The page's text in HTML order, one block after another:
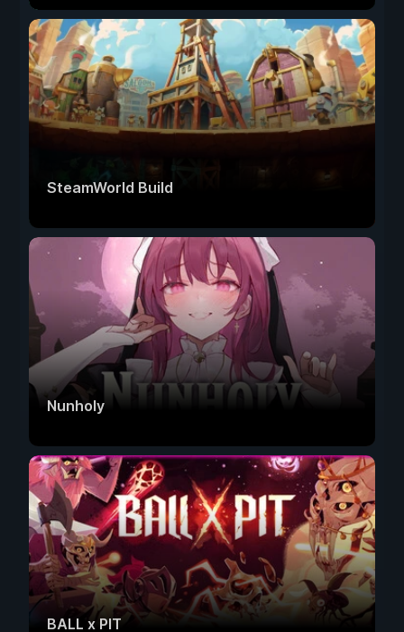
SteamWorld Build
Nunholy
BALL x PIT